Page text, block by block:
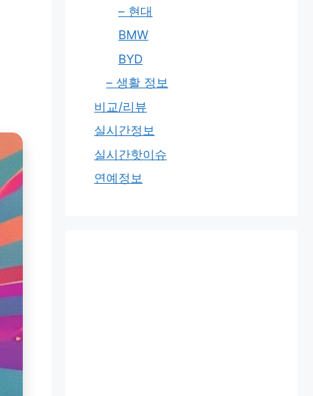
– 현대
BMW
BYD
– 생활 정보
비교/리뷰
실시간정보
실시간핫이슈
연예정보